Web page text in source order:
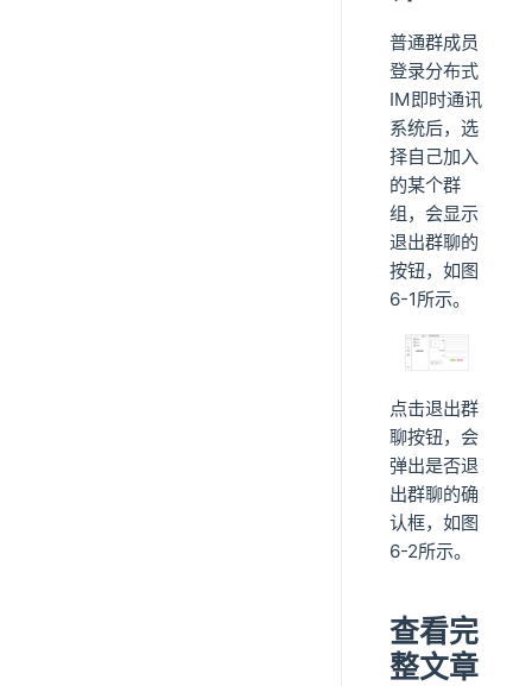
普通群成员
登录分布式
IM即时通讯
系统后，选
择自己加入
的某个群
组，会显示
退出群聊的
按钮，如图
6-1所示。
点击退出群
聊按钮，会
弹出是否退
出群聊的确
认框，如图
6-2所示。
查看完
整文章